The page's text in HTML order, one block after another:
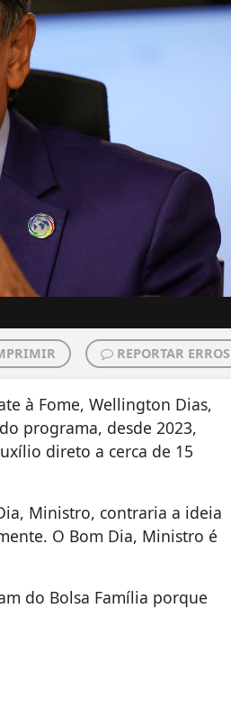
REPORTAR ERROS
à Fome, Wellington Dias,
programa, desde 2023,
direto a cerca de 15
Ministro, contraria a ideia
O Bom Dia, Ministro é
do Bolsa Família porque